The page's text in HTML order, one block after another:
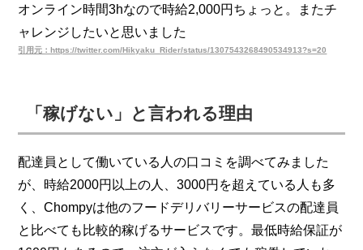
オンライン時間3hなので時給2,000円ちょっと。またチ
ャレンジしたいと思いました
引用元：https://twitter.com/Hikyaku_Rider/status/1307543268490534913?s=20
「稼げない」と言われる理由
配達員として働いている人の口コミを調べてみました
が、時給2000円以上の人、3000円を超えている人も多
く、Chompyは他のフードデリバリーサービスの配達員
と比べても比較的稼げるサービスです。最低時給保証が